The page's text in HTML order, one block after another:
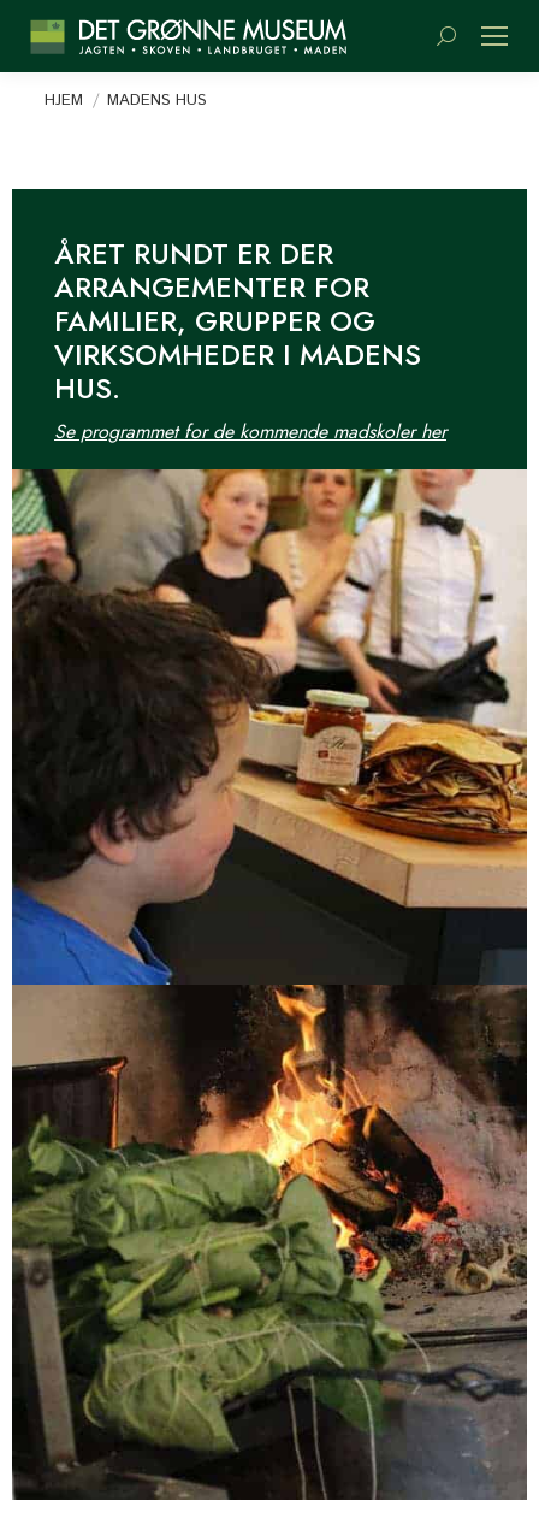
Søge:
HJEM MADENS HUS
ÅRET RUNDT ER DER
ARRANGEMENTER FOR
FAMILIER, GRUPPER OG
VIRKSOMHEDER I MADENS
HUS.
Se programmet for de kommende madskoler her